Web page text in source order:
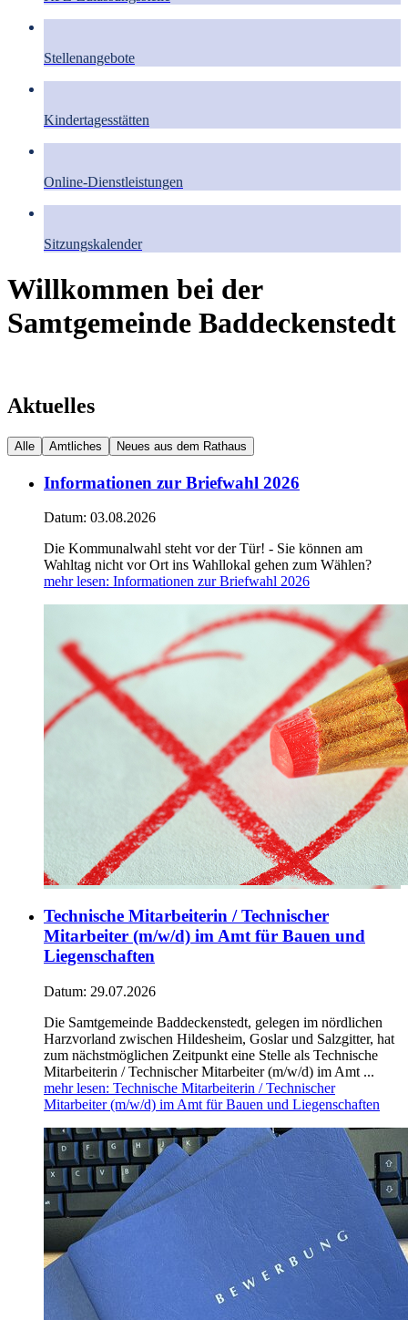
Stellenangebote
Kindertagesstätten
Online-Dienstleistungen
Sitzungskalender
Willkommen bei der
Samtgemeinde Baddeckenstedt
Aktuelles
Alle Amtliches Neues aus dem Rathaus
Informationen zur Briefwahl 2026
Datum: 03.08.2026
Die Kommunalwahl steht vor der Tür! - Sie können am
Wahltag nicht vor Ort ins Wahllokal gehen zum Wählen?
mehr lesen: Informationen zur Briefwahl 2026
Technische Mitarbeiterin / Technischer
Mitarbeiter (m/w/d) im Amt für Bauen und
Liegenschaften
Datum: 29.07.2026
Die Samtgemeinde Baddeckenstedt, gelegen im nördlichen
Harzvorland zwischen Hildesheim, Goslar und Salzgitter, hat
zum nächstmöglichen Zeitpunkt eine Stelle als Technische
Mitarbeiterin / Technischer Mitarbeiter (m/w/d) im Amt ...
mehr lesen: Technische Mitarbeiterin / Technischer
Mitarbeiter (m/w/d) im Amt für Bauen und Liegenschaften